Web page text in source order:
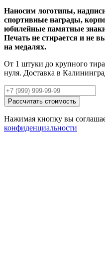
Наносим логотипы,
спортивные награды,
юбилейные памятные
Печать не стирается и не
на медалях.
От 1 штуки до крупного
нуля. Доставка в
Рассчитать стоимость
Нажимая кнопку вы
конфиденциальности